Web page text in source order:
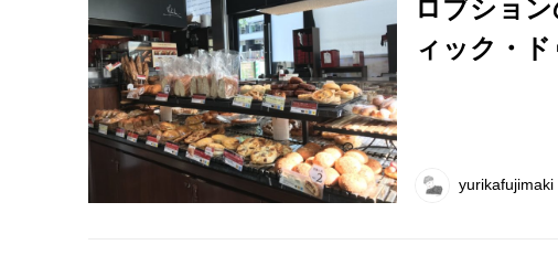
ロブショ
ィック・
yurikafujimaki